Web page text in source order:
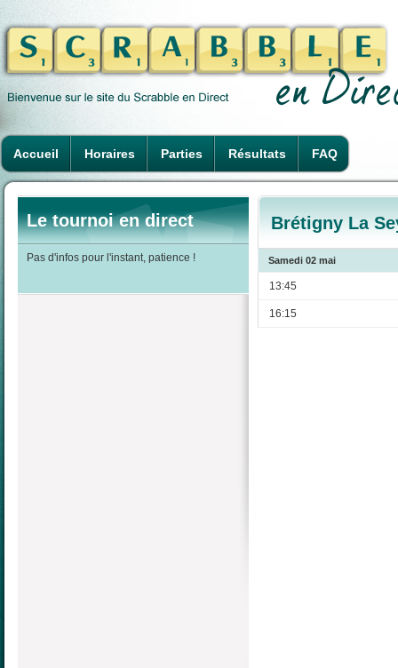
Accueil Horaires Parties Résultats FAQ
Le tournoi en direct
Pas d'infos pour l'instant, patience !
Brétigny La
Samedi 02 mai
13:45
16:15